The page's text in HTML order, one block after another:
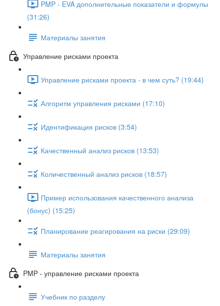
PMP - EVA дополнительные показатели и формулы
(31:26)
Материалы занятия
Управление рисками проекта
Управление рисками проекта - в чем суть? (19:44)
Алгоритм управления рисками (17:10)
Идентификация рисков (3:54)
Качественный анализ рисков (13:53)
Количественный анализ рисков (18:57)
Пример использования качественного анализа
(бонус) (15:25)
Планирование реагирования на риски (29:09)
Материалы занятия
PMP - управление рисками проекта
Учебник по разделу